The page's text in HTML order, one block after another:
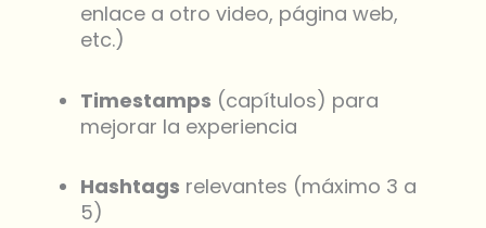
enlace a otro video, página web,
etc.)
Timestamps (capítulos) para
mejorar la experiencia
Hashtags relevantes (máximo 3 a
5)